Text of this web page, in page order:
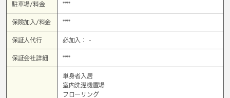
駐車場/料金 ****
保険加入/料金 ****
保証人代行 必加入： -
保証会社詳細 ****
単身者入居
室内洗濯機置場
フローリング